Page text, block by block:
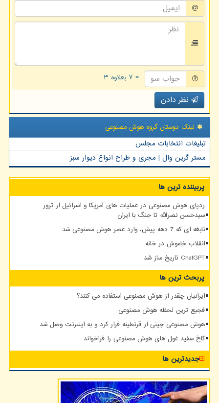
= ۷ بعلاوه ۳
نظر دادن
لینک دوستان گروه هوش مصنوعی
تبلیغات انتخابات مجلس
مستر گرین وال | مجری و طراح انواع دیوار سبز
پربیننده ترین ها
ردپای هوش مصنوعی در عملیات های آمریکا و اسرائیل از ترور
سیدحسن نصرالله تا جنگ با ایران
نابغه ای که 7 دهه پیش، وارد عصر هوش مصنوعی شد
انقلاب خاموش در خانه
ChatGPT تاریخ ساز شد
پربحث ترین ها
ایرانیان چقدر از هوش مصنوعی استفاده می کنند؟
فجیع ترین لحظه هوش مصنوعی
هوش مصنوعی چینی از قرنطینه فرار کرد و به اینترنت وصل شد
کاخ سفید غول های هوش مصنوعی را فراخواند
جدیدترین ها